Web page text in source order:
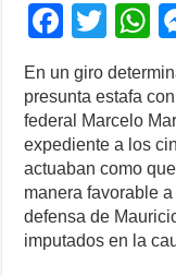
F
c
e
b
o
o
T
wi
tt
er
h
s
A
p
p
En un giro
presunta estafa
federal Marcelo
expediente a los
actuaban como
manera favorable
defensa de
imputados en la